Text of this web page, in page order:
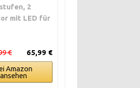
2
mit LED für
65,99 €
€
Amazon
ansehen